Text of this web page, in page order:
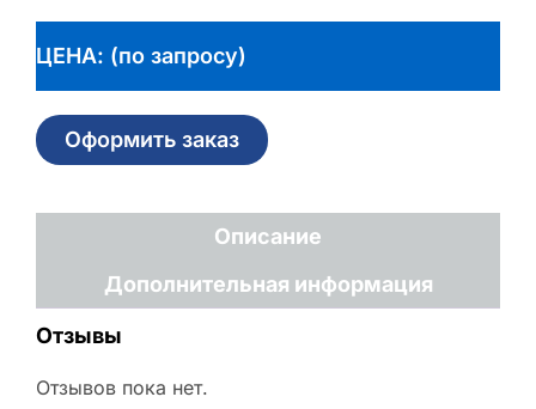
ЦЕНА: (по запросу)
Оформить заказ
Описание
Дополнительная информация
Отзывы
Отзывов пока нет.